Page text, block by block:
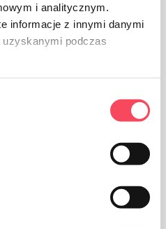
i analitycznym.
informacje z innymi danymi
podczas